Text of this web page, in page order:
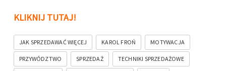
KLIKNIJ TUTAJ!
JAK SPRZEDAWAĆ WIĘCEJ KAROL FROŃ MOTYWACJA
PRZYWÓDZTWO SPRZEDAŻ TECHNIKI SPRZEDAŻOWE